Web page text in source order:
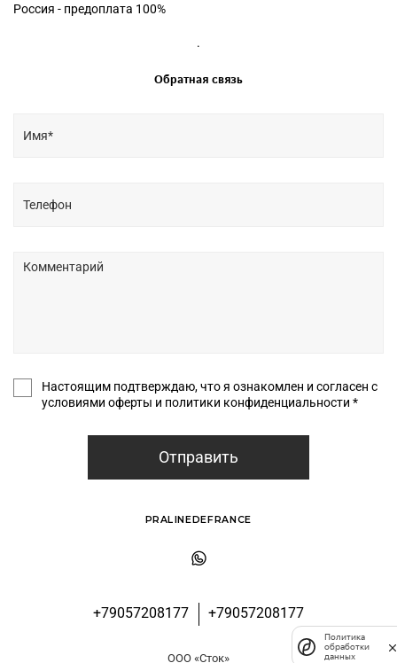
Россия - предоплата 100%
.
Обратная связь
Настоящим подтверждаю, что я ознакомлен и согласен с
условиями оферты и политики конфиденциальности *
Отправить
+79057208177 +79057208177
PRALINEDEFRANCE
ООО «Сток»
Политика
обработки
данных